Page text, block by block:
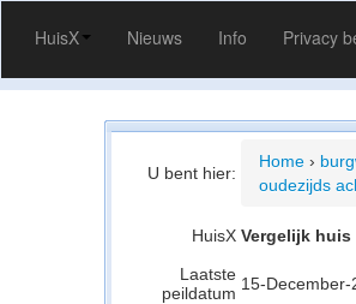
HuisX Nieuws Info Privacy
U bent hier:
Home ›
oudezijds
HuisX Vergelijk huis
Laatste
peildatum 15-December-